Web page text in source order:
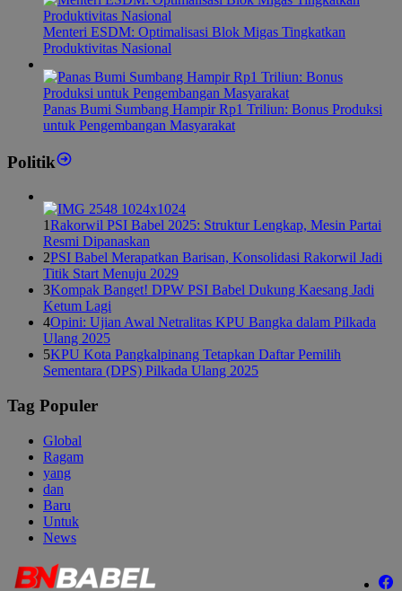
Menteri ESDM: Optimalisasi Blok Migas Tingkatkan
Produktivitas Nasional
Panas Bumi Sumbang Hampir Rp1 Triliun: Bonus Produksi
untuk Pengembangan Masyarakat
Politik
1Rakorwil PSI Babel 2025: Struktur Lengkap, Mesin Partai
Resmi Dipanaskan
2PSI Babel Merapatkan Barisan, Konsolidasi Rakorwil Jadi
Titik Start Menuju 2029
3Kompak Banget! DPW PSI Babel Dukung Kaesang Jadi
Ketum Lagi
4Opini: Ujian Awal Netralitas KPU Bangka dalam Pilkada
Ulang 2025
5KPU Kota Pangkalpinang Tetapkan Daftar Pemilih
Sementara (DPS) Pilkada Ulang 2025
Tag Populer
Global
Ragam
yang
dan
Baru
Untuk
News